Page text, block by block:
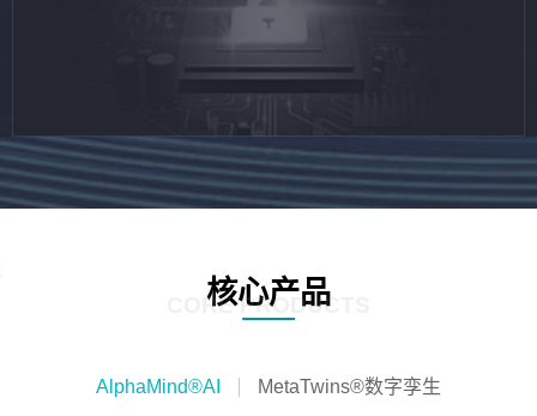
核心产品
CORE PRODUCTS
AlphaMind®AI MetaTwins®数字孪生